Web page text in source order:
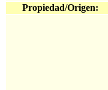
Propiedad/Origen: